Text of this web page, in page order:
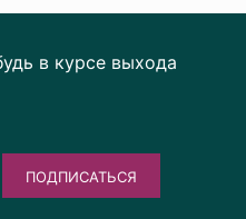
в курсе выхода
ПОДПИСАТЬСЯ